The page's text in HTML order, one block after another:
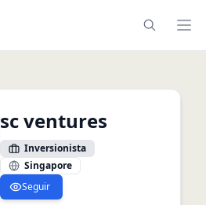
sc ventures
Inversionista
Singapore
Seguir